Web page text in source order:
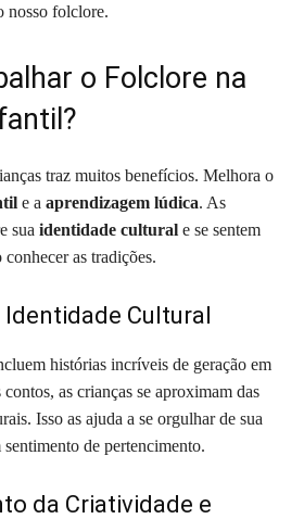
nosso folclore.
o Folclore na
traz muitos benefícios. Melhora o
e a aprendizagem lúdica. As
sua identidade cultural e se sentem
as tradições.
Cultural
histórias incríveis de geração em
contos, as crianças se aproximam das
Isso as ajuda a se orgulhar de sua
de pertencimento.
da Criatividade e